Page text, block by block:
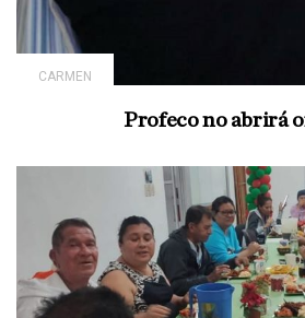
CARMEN
Profeco no abrirá